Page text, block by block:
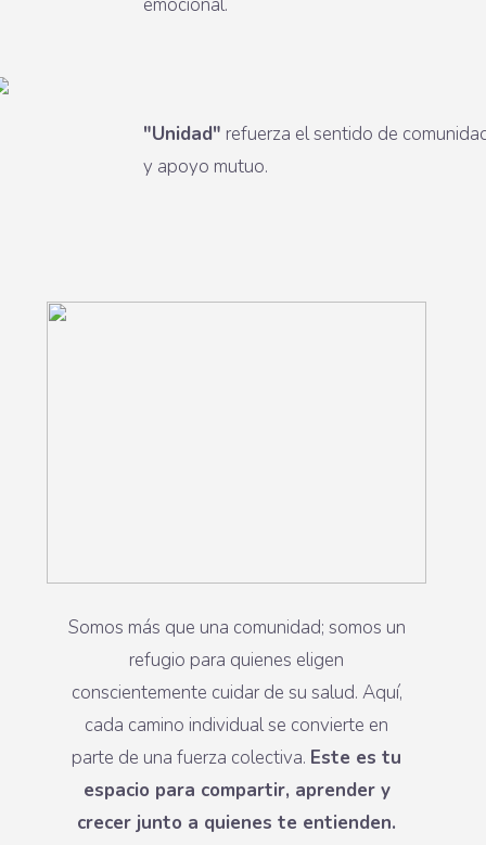
emocional.
"Unidad" refuerza el sentido de
y apoyo mutuo.
Somos más que una comunidad; somos un
refugio para quienes eligen
conscientemente cuidar de su salud. Aquí,
cada camino individual se convierte en
parte de una fuerza colectiva. Este es tu
espacio para compartir, aprender y
crecer junto a quienes te entienden.